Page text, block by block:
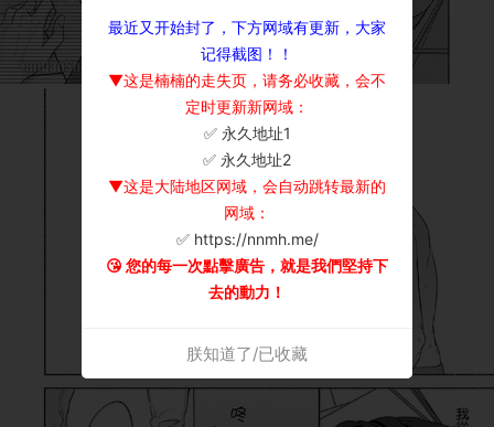
最近又开始封了，下方网域有更新，大家
记得截图！！
▼这是楠楠的走失页，请务必收藏，会不
定时更新新网域：
✅ 永久地址1
✅ 永久地址2
▼这是大陆地区网域，会自动跳转最新的
网域：
✅ https://nnmh.me/
😘 您的每一次點擊廣告，就是我們堅持下
去的動力！
朕知道了/已收藏